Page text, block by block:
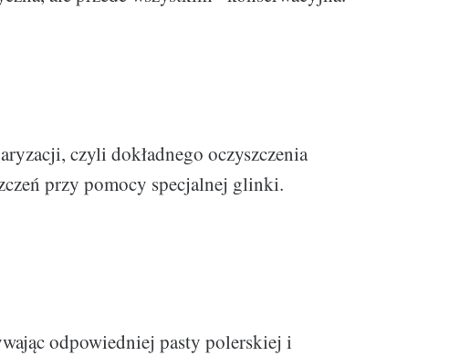
czyli dokładnego oczyszczenia
przy pomocy specjalnej glinki.
odpowiedniej pasty polerskiej i